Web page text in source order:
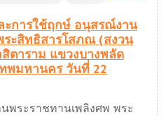
ะการใช้ฤกษ์ อนุสรณ์งาน
ระสิทธิสารโสภณ (สงวน
ตาราม แขวงบางพลัด
พมหานคร วันที่ 22
พระราชทานเพลิงศพ พระ